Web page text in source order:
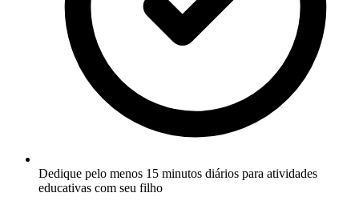
Dedique pelo menos 15 minutos diários para atividades
educativas com seu filho